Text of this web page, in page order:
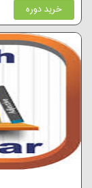
خرید دوره